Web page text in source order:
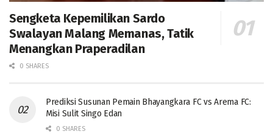
Sengketa Kepemilikan Sardo
Swalayan Malang Memanas, Tatik
Menangkan Praperadilan
0 SHARES
Prediksi Susunan Pemain Bhayangkara FC vs Arema FC:
Misi Sulit Singo Edan
0 SHARES